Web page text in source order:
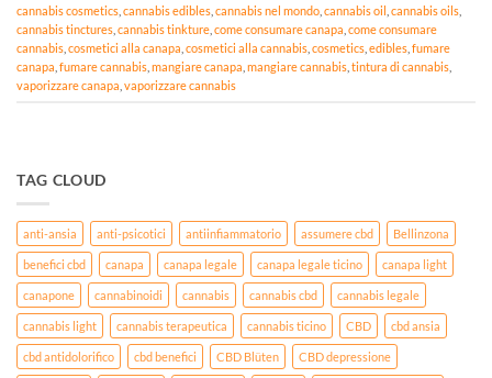
cannabis cosmetics cannabis edibles cannabis nel mondo cannabis oil cannabis oils
cannabis tinctures cannabis tinkture come consumare canapa come consumare
cannabis cosmetici alla canapa cosmetici alla cannabis cosmetics edibles fumare
canapa fumare cannabis mangiare canapa mangiare cannabis tintura di cannabis
vaporizzare canapa vaporizzare cannabis
TAG CLOUD
anti-ansia anti-psicotici antiinfiammatorio assumere cbd Bellinzona
benefici cbd canapa canapa legale canapa legale ticino canapa light
canapone cannabinoidi cannabis cannabis cbd cannabis legale
cannabis light cannabis terapeutica cannabis ticino CBD cbd ansia
cbd antidolorifico cbd benefici CBD Blüten CBD depressione